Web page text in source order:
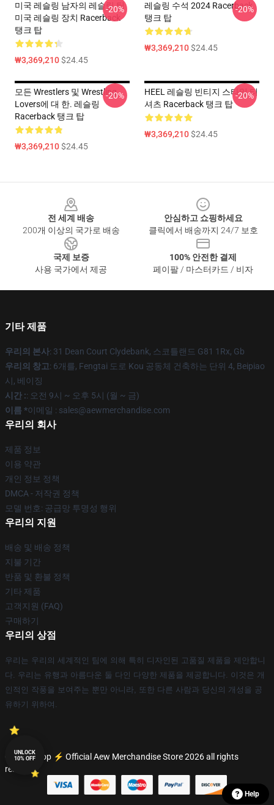
미국 레슬링 남자의 레슬링 팀
미국 레슬링 장치 Racerback
탱크 탑
₩3,369,210$24.45
-20%
레슬링 수석 2024 Racerback
탱크 탑
₩3,369,210$24.45
-20%
모든 Wrestlers 및 Wrestling
Lovers에 대 한. 레슬링
Racerback 탱크 탑
₩3,369,210$24.45
-20%
HEEL 레슬링 빈티지 스타일 티
셔츠 Racerback 탱크 탑
₩3,369,210$24.45
-20%
전 세계 배송
200개 이상의 국가로 배송
안심하고 쇼핑하세요
클릭에서 배송까지 24/7 보호
국제 보증
사용 국가에서 제공
100% 안전한 결제
페이팔 / 마스터카드 / 비자
기타 제품
우리의 본사: 31 Dean Court Clydebank, 스코틀랜드 G81 1Rx, Gb
우리의 창고: 6개를, Fengtai 도로 Kou 공동체 건축하는 단위 4, Beipiao
시, 베이징
시간 :: 오전 9시 ~ 오후 5시 (월 ~ 금)
이름 *이메일 : sales@aewmerchandise.com
우리의 회사
제품 정보
이용 약관
개인 정보 정책
DMCA - 저작권 정책
모델 번호: 공급망 투명성 행위
우리의 지원
배송 및 배송 정책
지불 기간
반품 및 환불 정책
기타 제품
고객지원 (FAQ)
구매하기
우리의 상점
우리는 우리의 세계적인 팀에 의해 특히 디자인된 고품질 제품을 제안합니
다. 우리는 유행과 아름다운 둘 다인 다양한 제품을 제공합니다. 이것은 개
인적인 작풍을 보여주는 뿐만 아니라, 또한 다른 사람과 당신의 개성을 공
유하기 위하여.
© Aew Shop ⚡️ Official Aew Merchandise Store 2026 all rights
reserved
Help
UNLOCK
10% OFF